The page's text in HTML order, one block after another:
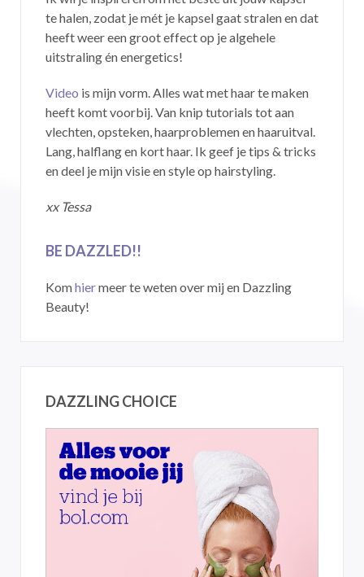
te halen, zodat je mét je kapsel gaat stralen en dat
heeft weer een groot effect op je algehele
uitstraling én energetics!
Video is mijn vorm. Alles wat met haar te maken
heeft komt voorbij. Van knip tutorials tot aan
vlechten, opsteken, haarproblemen en haaruitval.
Lang, halflang en kort haar. Ik geef je tips & tricks
en deel je mijn visie en style op hairstyling.
xx Tessa
BE DAZZLED!!
Komhiermeer te weten over mij en Dazzling
Beauty!
DAZZLING CHOICE